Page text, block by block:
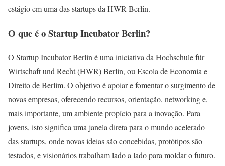
estágio em uma das startups da HWR Berlin.
O que é o Startup Incubator Berlin?
O Startup Incubator Berlin é uma iniciativa da Hochschule für
Wirtschaft und Recht (HWR) Berlin, ou Escola de Economia e
Direito de Berlim. O objetivo é apoiar e fomentar o surgimento de
novas empresas, oferecendo recursos, orientação, networking e,
mais importante, um ambiente propício para a inovação. Para
jovens, isto significa uma janela direta para o mundo acelerado
das startups, onde novas ideias são concebidas, protótipos são
testados, e visionários trabalham lado a lado para moldar o futuro.